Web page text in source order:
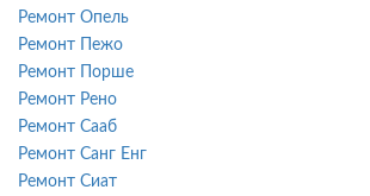
Ремонт Опель
Ремонт Пежо
Ремонт Порше
Ремонт Рено
Ремонт Сааб
Ремонт Санг Енг
Ремонт Сиат